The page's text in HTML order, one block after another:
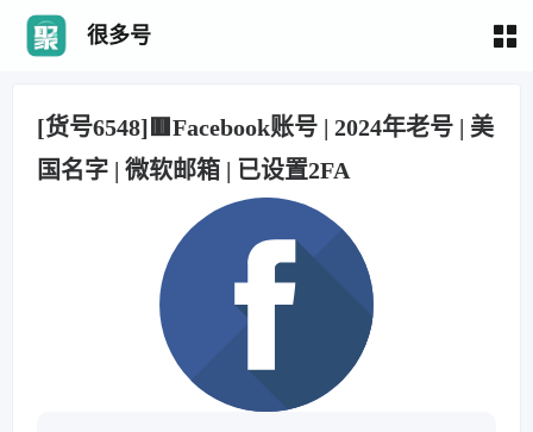
很多号
[货号6548]🟥Facebook账号 | 2024年老号 | 美
国名字 | 微软邮箱 | 已设置2FA